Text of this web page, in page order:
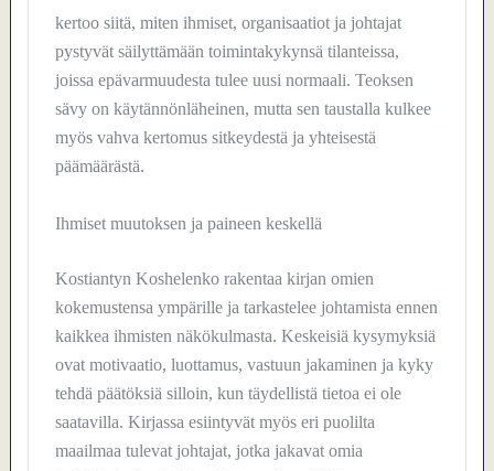
kertoo siitä, miten ihmiset, organisaatiot ja johtajat
pystyvät säilyttämään toimintakykynsä tilanteissa,
joissa epävarmuudesta tulee uusi normaali. Teoksen
sävy on käytännönläheinen, mutta sen taustalla kulkee
myös vahva kertomus sitkeydestä ja yhteisestä
päämäärästä.
Ihmiset muutoksen ja paineen keskellä
Kostiantyn Koshelenko rakentaa kirjan omien
kokemustensa ympärille ja tarkastelee johtamista ennen
kaikkea ihmisten näkökulmasta. Keskeisiä kysymyksiä
ovat motivaatio, luottamus, vastuun jakaminen ja kyky
tehdä päätöksiä silloin, kun täydellistä tietoa ei ole
saatavilla. Kirjassa esiintyvät myös eri puolilta
maailmaa tulevat johtajat, jotka jakavat omia